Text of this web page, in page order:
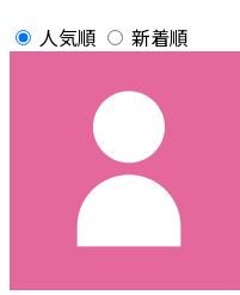
人気順 新着順